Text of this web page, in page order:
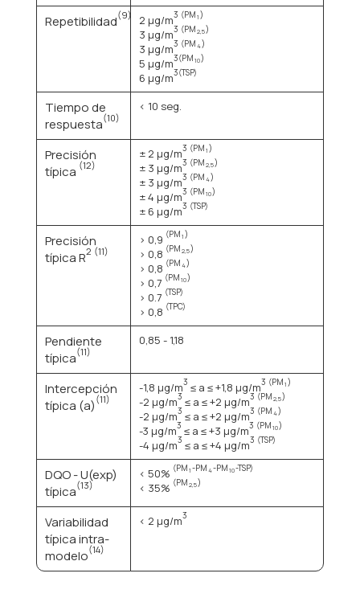
Repetibilidad(9) 2 μg/m3 (PM 1 )
3 μg/m3 (PM 2,5)
3 μg/m3 (PM 4)
5 μg/m3(PM 10)
6 μg/m3(TSP)
Tiempo de
respuesta(10)
< 10 seg.
Precisión
típica (12)
± 2 μg/m3 (PM 1 )
± 3 μg/m3 (PM 2,5)
± 3 μg/m3 (PM 4)
± 4 μg/m3 (PM 10)
± 6 μg/m3 (TSP)
Precisión
típica R2 (11)
> 0,9 (PM 1 )
> 0,8 (PM 2,5)
> 0,8 (PM 4)
> 0,7 (PM 10)
> 0.7 (TSP)
> 0,8 (TPC)
Pendiente
típica(11)
0,85 - 1,18
Intercepción
típica (a) (11)
-1,8 μg/m3 ≤ a ≤ +1,8 μg/m3 (PM 1 )
-2 μg/m3 ≤ a ≤ +2 μg/m3 (PM 2,5)
-2 μg/m3 ≤ a ≤ +2 μg/m3 (PM 4)
-3 μg/m3 ≤ a ≤ +3 μg/m3 (PM 10)
-4 μg/m3 ≤ a ≤ +4 μg/m3 (TSP)
DQO - U(exp)
típica(13)
< 50% (PM 1 -PM 4-PM 10-TSP)
< 35% (PM 2,5)
Variabilidad
típica intra-
modelo(14)
< 2 μg/m3